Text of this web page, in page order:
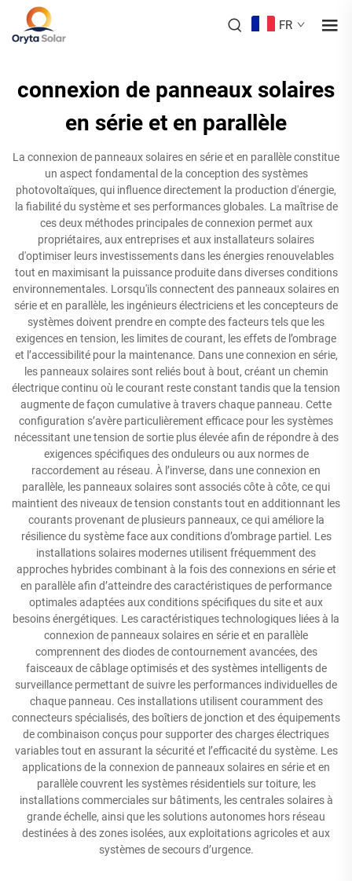
FR
connexion de panneaux solaires
en série et en parallèle
La connexion de panneaux solaires en série et en parallèle constitue
un aspect fondamental de la conception des systèmes
photovoltaïques, qui influence directement la production d'énergie,
la fiabilité du système et ses performances globales. La maîtrise de
ces deux méthodes principales de connexion permet aux
propriétaires, aux entreprises et aux installateurs solaires
d'optimiser leurs investissements dans les énergies renouvelables
tout en maximisant la puissance produite dans diverses conditions
environnementales. Lorsqu'ils connectent des panneaux solaires en
série et en parallèle, les ingénieurs électriciens et les concepteurs de
systèmes doivent prendre en compte des facteurs tels que les
exigences en tension, les limites de courant, les effets de l’ombrage
et l’accessibilité pour la maintenance. Dans une connexion en série,
les panneaux solaires sont reliés bout à bout, créant un chemin
électrique continu où le courant reste constant tandis que la tension
augmente de façon cumulative à travers chaque panneau. Cette
configuration s’avère particulièrement efficace pour les systèmes
nécessitant une tension de sortie plus élevée afin de répondre à des
exigences spécifiques des onduleurs ou aux normes de
raccordement au réseau. À l’inverse, dans une connexion en
parallèle, les panneaux solaires sont associés côte à côte, ce qui
maintient des niveaux de tension constants tout en additionnant les
courants provenant de plusieurs panneaux, ce qui améliore la
résilience du système face aux conditions d’ombrage partiel. Les
installations solaires modernes utilisent fréquemment des
approches hybrides combinant à la fois des connexions en série et
en parallèle afin d’atteindre des caractéristiques de performance
optimales adaptées aux conditions spécifiques du site et aux
besoins énergétiques. Les caractéristiques technologiques liées à la
connexion de panneaux solaires en série et en parallèle
comprennent des diodes de contournement avancées, des
faisceaux de câblage optimisés et des systèmes intelligents de
surveillance permettant de suivre les performances individuelles de
chaque panneau. Ces installations utilisent couramment des
connecteurs spécialisés, des boîtiers de jonction et des équipements
de combinaison conçus pour supporter des charges électriques
variables tout en assurant la sécurité et l’efficacité du système. Les
applications de la connexion de panneaux solaires en série et en
parallèle couvrent les systèmes résidentiels sur toiture, les
installations commerciales sur bâtiments, les centrales solaires à
grande échelle, ainsi que les solutions autonomes hors réseau
destinées à des zones isolées, aux exploitations agricoles et aux
systèmes de secours d’urgence.